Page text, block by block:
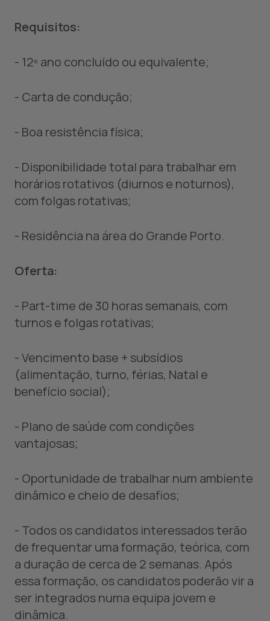
Requisitos:
- 12º ano concluído ou equivalente;
- Carta de condução;
- Boa resistência física;
- Disponibilidade total para trabalhar em
horários rotativos (diurnos e noturnos),
com folgas rotativas;
- Residência na área do Grande Porto.
Oferta:
- Part-time de 30 horas semanais, com
turnos e folgas rotativas;
- Vencimento base + subsídios
(alimentação, turno, férias, Natal e
benefício social);
- Plano de saúde com condições
vantajosas;
- Oportunidade de trabalhar num ambiente
dinâmico e cheio de desafios;
- Todos os candidatos interessados terão
de frequentar uma formação, teórica, com
a duração de cerca de 2 semanas. Após
essa formação, os candidatos poderão vir a
ser integrados numa equipa jovem e
dinâmica.